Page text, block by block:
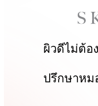
ผิวดีไม่ต้อ
ปรึกษาหม